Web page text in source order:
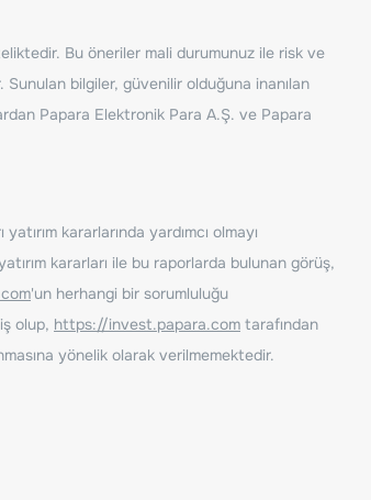
Bu öneriler mali durumunuz ile risk ve
bilgiler, güvenilir olduğuna inanılan
Papara Elektronik Para A.Ş. ve Papara
kararlarında yardımcı olmayı
kararları ile bu raporlarda bulunan görüş,
'un herhangi bir sorumluluğu
olup, https://invest.papara.com tarafından
yönelik olarak verilmemektedir.